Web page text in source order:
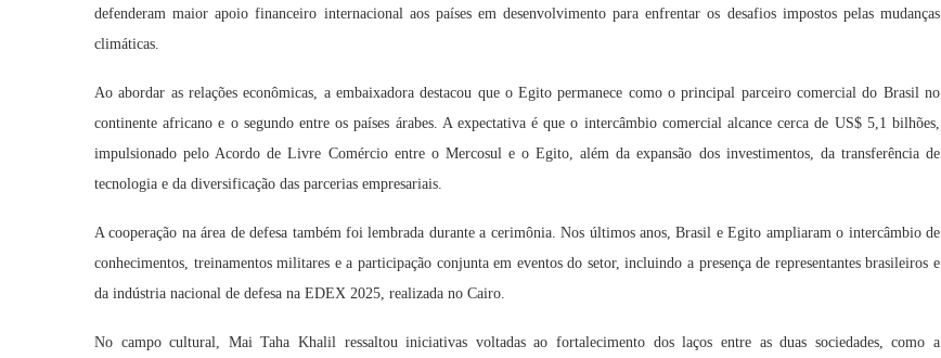
defenderam maior apoio financeiro internacional aos países em desenvolvimento para enfrentar os desafios impostos pelas mudanças
climáticas.
Ao abordar as relações econômicas, a embaixadora destacou que o Egito permanece como o principal parceiro comercial do Brasil no
continente africano e o segundo entre os países árabes. A expectativa é que o intercâmbio comercial alcance cerca de US$ 5,1 bilhões,
impulsionado pelo Acordo de Livre Comércio entre o Mercosul e o Egito, além da expansão dos investimentos, da transferência de
tecnologia e da diversificação das parcerias empresariais.
A cooperação na área de defesa também foi lembrada durante a cerimônia. Nos últimos anos, Brasil e Egito ampliaram o intercâmbio de
conhecimentos, treinamentos militares e a participação conjunta em eventos do setor, incluindo a presença de representantes brasileiros e
da indústria nacional de defesa na EDEX 2025, realizada no Cairo.
No campo cultural, Mai Taha Khalil ressaltou iniciativas voltadas ao fortalecimento dos laços entre as duas sociedades, como a